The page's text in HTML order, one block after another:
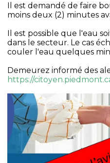
Il est demandé de faire
moins deux (2) minutes
Il est possible que l'eau
dans le secteur. Le cas
couler l'eau quelques
Demeurez informé des
https://